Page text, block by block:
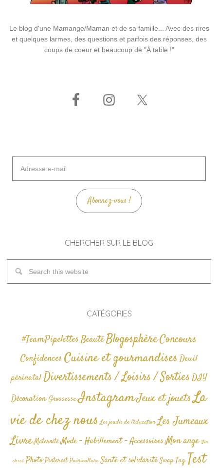
Le blog d'une Mamange/Maman et de sa famille... Avec des rires
et quelques larmes, des questions et parfois des réponses, des
coups de coeur et beaucoup de "À table !"
mail
Abonnez-vous !
CHERCHER SUR LE BLOG
CATÉGORIES
#TeamPipelettesBeautéBlogosphèreConcours
Confidences Cuisine et gourmandises Deuil
périnatalDivertissements / Loisirs / SortiesDIY
Décoration GrossesseInstagramJeux et jouetsLa
vie de chez nous Les jeudis de l'éducation Les Jumeaux
Livre Maternité Mode - Habillement - AccessoiresMon ange Non
classé Photo Pinterest Puériculture Santé et solidarité Swap TagTest